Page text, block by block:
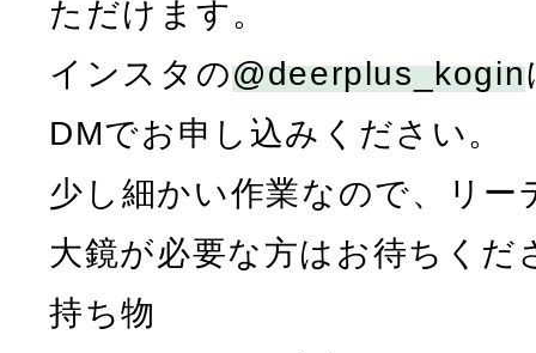
ただけます。
インスタの@deerplus_kogin
DMでお申し込みください。
少し細かい作業なので、リ
大鏡が必要な方はお待ちくだ
持ち物